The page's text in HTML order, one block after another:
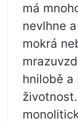
má
nevlhne
mokrá
hnilobě a